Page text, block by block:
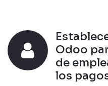
Odoo
de
los